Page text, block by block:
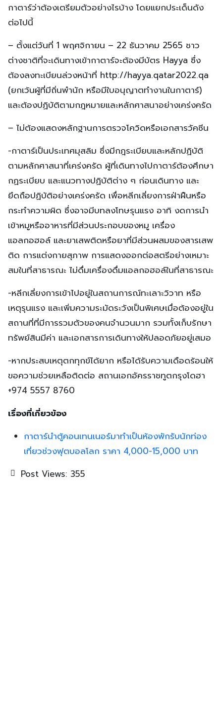
กาตาร์ว่าต้องเตรียมตัวอย่างไรบ้าง โดยแยกประเด็นดัง
ต่อไปนี้
– ตั้งแต่วันที่ 1 พฤศจิกายน – 22 ธันวาคม 2565 ชาว
ต่างชาติที่จะเดินทางเข้ากาตาร์จะต้องมีบัตร Hayya ซึ่ง
ต้องลงทะเบียนล่วงหน้าที่ http://hayya.qatar2022.qa
(ยกเว้นผู้ที่มีถิ่นพำนัก หรือมีใบอนุญาตทำงานในกาตาร์)
และต้องปฏิบัติตามกฎหมายและหลักศาสนาอย่างเคร่งครัด
– ไม่ต้องแสดงหลักฐานการตรวจโควิดหรือเอกสารวัคซีน
-กาตาร์เป็นประเทศมุสลิม ซึ่งมีกฎระเบียบและหลักปฏิบัติ
ตามหลักศาสนาที่เคร่งครัด ผู้ที่เดินทางไปกาตาร์ต้องศึกษา
กฏระเบียบ และแนวทางปฏิบัติต่าง ๆ ก่อนเดินทาง และ
ยึดถือปฏิบัติอย่างเคร่งครัด เพื่อหลีกเลี่ยงการฝ่าฝืนหรือ
กระทำความผิด ซึ่งอาจมีบทลงโทษรุนแรง อาทิ งดการนำ
เข้าหมูหรืออาหารที่มีส่วนประกอบของหมู เครื่อง
แอลกอฮอล์ และยาเสพติดหรือยาที่มีส่วนผสมของสารเสพ
ติด การแต่งกายสุภาพ การแสดงออกต่อสตรีอย่างเหมาะ
สมในที่สาธารณะ ไม่ดื่มเครื่องดื่มแอลกอฮอล์ในที่สาธารณะ
-หลีกเลี่ยงการเข้าไปอยู่ในสถานการณ์ทะเลาะวิวาท หรือ
เหตุรุนแรง และเพิ่มความระมัดระวังเป็นพิเศษเมื่อต้องอยู่ใน
สถานที่ที่มีการรวมตัวของคนจำนวนมาก รวมทั้งเก็บรักษา
ทรัพย์สินมีค่า และเอกสารการเดินทางให้ปลอดภัยอยู่เสมอ
-หากประสบเหตุตกทุกข์ได้ยาก หรือได้รับความเดือดร้อนให้
ขอความช่วยเหลือติดต่อ สถานเอกอัครราชทูตกรุงโดฮา
+974 5557 8760
เรื่องที่เกี่ยวข้อง
กาตาร์นำตู้คอนเทนเนอร์มาทำเป็นห้องพักรับนักท่อง
เที่ยวช่วงฟุตบอลโลก ราคา 4,000-15,000 บาท
Post Views: 355